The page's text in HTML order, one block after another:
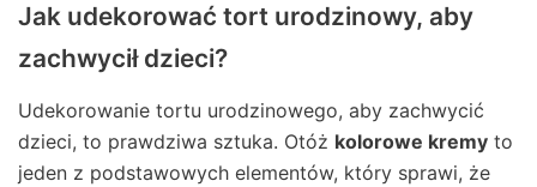
Jak udekorować tort urodzinowy, aby
zachwycił dzieci?
Udekorowanie tortu urodzinowego, aby zachwycić
dzieci, to prawdziwa sztuka. Otóż kolorowe kremy to
jeden z podstawowych elementów, który sprawi, że